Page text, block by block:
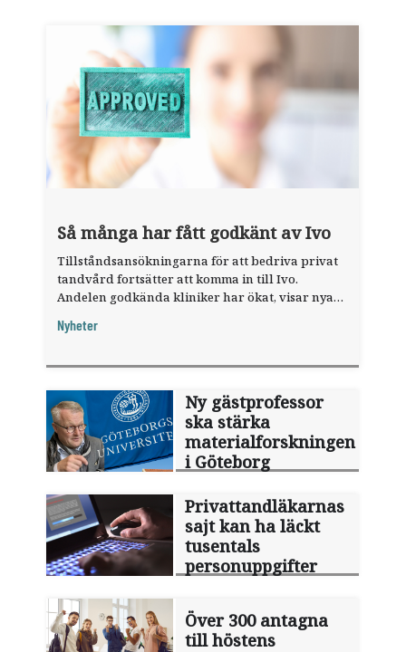
Så många har fått godkänt av Ivo
Tillståndsansökningarna för att bedriva privat
tandvård fortsätter att komma in till Ivo.
Andelen godkända kliniker har ökat, visar nya
Nyheter
Ny gästprofessor
ska stärka
materialforskningen
i Göteborg
Privattandläkarnas
sajt kan ha läckt
tusentals
personuppgifter
Över 300 antagna
till höstens